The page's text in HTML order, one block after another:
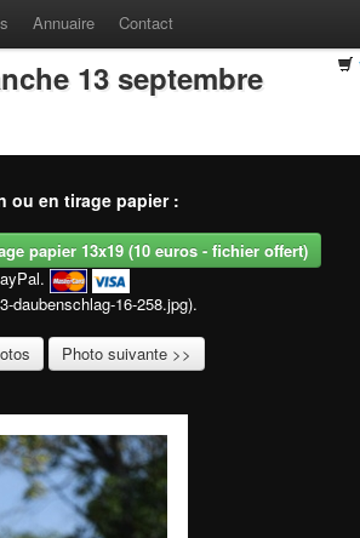
Annuaire Contact
13 septembre
ou en tirage papier :
papier 13x19 (10 euros - fichier offert)
daubenschlag-16-258.jpg).
Photo suivante >>